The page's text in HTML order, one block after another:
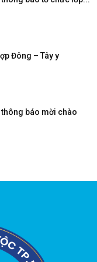
Đông – Tây y
thông báo mời chào